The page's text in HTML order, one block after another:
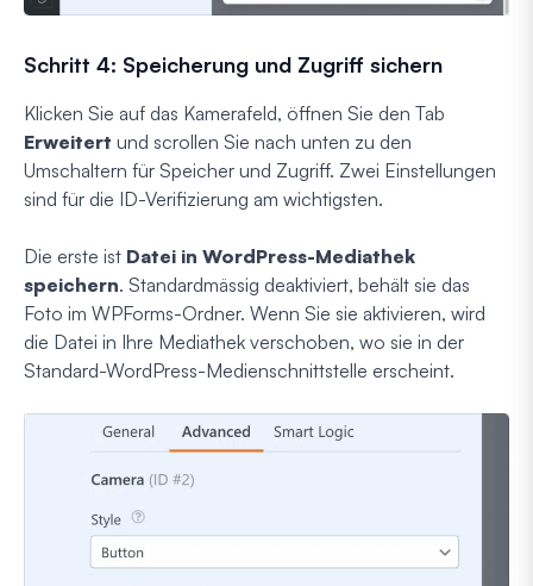
Schritt 4: Speicherung und Zugriff sichern
Klicken Sie auf das Kamerafeld, öffnen Sie den Tab
Erweitert und scrollen Sie nach unten zu den
Umschaltern für Speicher und Zugriff. Zwei Einstellungen
sind für die ID-Verifizierung am wichtigsten.
Die erste ist Datei in WordPress-Mediathek
speichern. Standardmässig deaktiviert, behält sie das
Foto im WPForms-Ordner. Wenn Sie sie aktivieren, wird
die Datei in Ihre Mediathek verschoben, wo sie in der
Standard-WordPress-Medienschnittstelle erscheint.